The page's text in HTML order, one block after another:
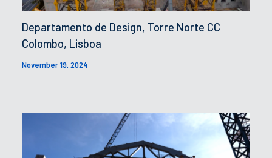
Departamento de Design, Torre Norte CC
Colombo, Lisboa
November 19, 2024